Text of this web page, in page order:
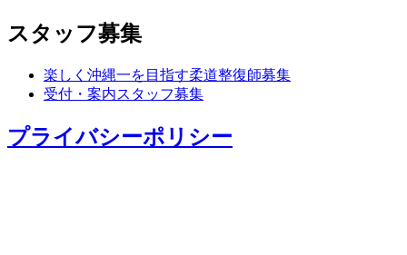
スタッフ募集
楽しく沖縄一を目指す柔道整復師募集
受付・案内スタッフ募集
プライバシーポリシー